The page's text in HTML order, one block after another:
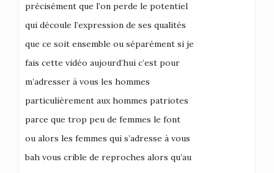
précisément que l’on perde le potentiel
qui découle l’expression de ses qualités
que ce soit ensemble ou séparément si je
fais cette vidéo aujourd’hui c’est pour
m’adresser à vous les hommes
particulièrement aux hommes patriotes
parce que trop peu de femmes le font
ou alors les femmes qui s’adresse à vous
bah vous crible de reproches alors qu’au